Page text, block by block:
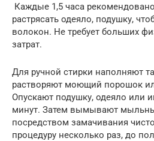
Каждые 1,5 часа
растрясать одеяло, подушку,
волокон. Не требует больших
затрат.
Для ручной стирки наполняют
растворяют моющий порошок
Опускают подушку, одеяло или
минут. Затем вымывают
посредством замачивания
процедуру несколько раз, до